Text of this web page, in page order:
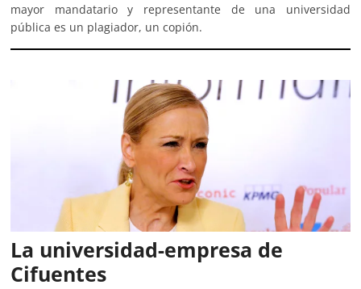
mayor mandatario y representante de una universidad
pública es un plagiador, un copión.
La universidad-empresa de
Cifuentes